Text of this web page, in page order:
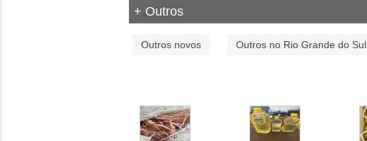
+ Outros
Outros novos Outros no Rio Grande do Sul